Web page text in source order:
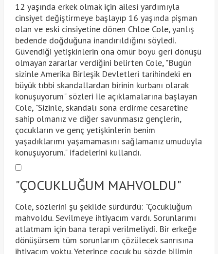
12 yaşında erkek olmak için ailesi yardımıyla
cinsiyet değiştirmeye başlayıp 16 yaşında pişman
olan ve eski cinsiyetine dönen Chloe Cole, yanlış
bedende doğduğuna inandırıldığını söyledi.
Güvendiği yetişkinlerin ona ömür boyu geri dönüşü
olmayan zararlar verdiğini belirten Cole, "Bugün
sizinle Amerika Birleşik Devletleri tarihindeki en
büyük tıbbi skandallardan birinin kurbanı olarak
konuşuyorum" sözleri ile açıklamalarına başlayan
Cole, "Sizinle, skandalı sona erdirme cesaretine
sahip olmanız ve diğer savunmasız gençlerin,
çocukların ve genç yetişkinlerin benim
yaşadıklarımı yaşamamasını sağlamanız umuduyla
konuşuyorum." ifadelerini kullandı.
"ÇOCUKLUĞUM MAHVOLDU"
Cole, sözlerini şu şekilde sürdürdü: "Çocukluğum
mahvoldu. Sevilmeye ihtiyacım vardı. Sorunlarımı
atlatmam için bana terapi verilmeliydi. Bir erkeğe
dönüşürsem tüm sorunlarım çözülecek sanrısına
ihtiyacım yoktu. Yeterince çocuk bu sözde bilimin